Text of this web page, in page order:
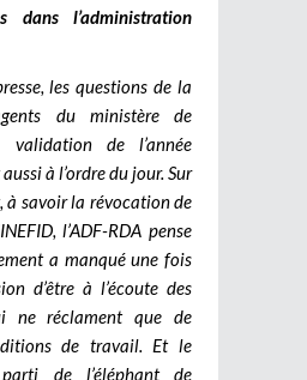
dans l’administration
les questions de la
du ministère de
validation de l’année
à l’ordre du jour. Sur
à savoir la révocation de
l’ADF-RDA pense
a manqué une fois
d’être à l’écoute des
ne réclament que de
de travail. Et le
de l’éléphant de